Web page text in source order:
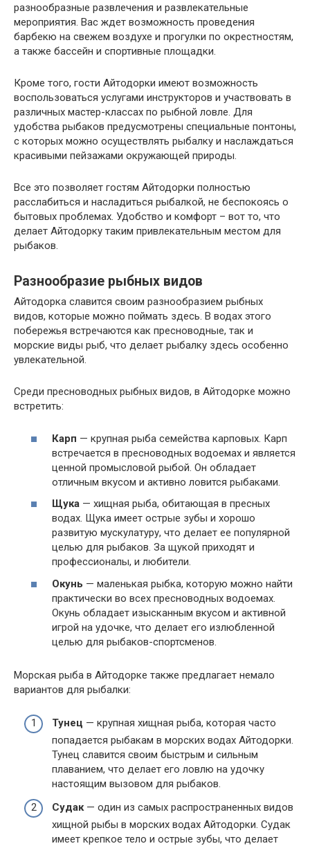
разнообразные развлечения и развлекательные
мероприятия. Вас ждет возможность проведения
барбекю на свежем воздухе и прогулки по окрестностям,
а также бассейн и спортивные площадки.
Кроме того, гости Айтодорки имеют возможность
воспользоваться услугами инструкторов и участвовать в
различных мастер-классах по рыбной ловле. Для
удобства рыбаков предусмотрены специальные понтоны,
с которых можно осуществлять рыбалку и наслаждаться
красивыми пейзажами окружающей природы.
Все это позволяет гостям Айтодорки полностью
расслабиться и насладиться рыбалкой, не беспокоясь о
бытовых проблемах. Удобство и комфорт – вот то, что
делает Айтодорку таким привлекательным местом для
рыбаков.
Разнообразие рыбных видов
Айтодорка славится своим разнообразием рыбных
видов, которые можно поймать здесь. В водах этого
побережья встречаются как пресноводные, так и
морские виды рыб, что делает рыбалку здесь особенно
увлекательной.
Среди пресноводных рыбных видов, в Айтодорке можно
встретить:
Карп — крупная рыба семейства карповых. Карп
встречается в пресноводных водоемах и является
ценной промысловой рыбой. Он обладает
отличным вкусом и активно ловится рыбаками.
Щука — хищная рыба, обитающая в пресных
водах. Щука имеет острые зубы и хорошо
развитую мускулатуру, что делает ее популярной
целью для рыбаков. За щукой приходят и
профессионалы, и любители.
Окунь — маленькая рыбка, которую можно найти
практически во всех пресноводных водоемах.
Окунь обладает изысканным вкусом и активной
игрой на удочке, что делает его излюбленной
целью для рыбаков-спортсменов.
Морская рыба в Айтодорке также предлагает немало
вариантов для рыбалки:
Тунец — крупная хищная рыба, которая часто
попадается рыбакам в морских водах Айтодорки.
Тунец славится своим быстрым и сильным
плаванием, что делает его ловлю на удочку
настоящим вызовом для рыбаков.
Судак— один из самых распространенных видов
хищной рыбы в морских водах Айтодорки. Судак
имеет крепкое тело и острые зубы, что делает